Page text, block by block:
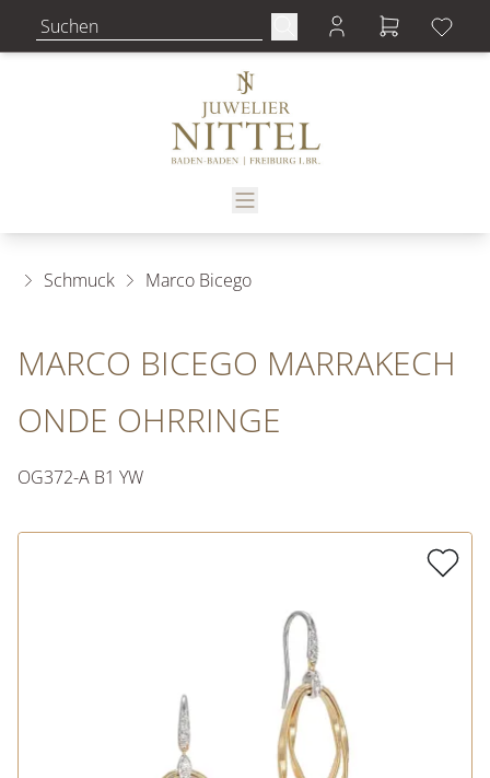
Schmuck Marco Bicego
MARCO BICEGO MARRAKECH
ONDE OHRRINGE
OG372-A B1 YW